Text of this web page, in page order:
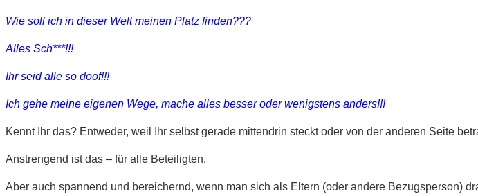
Wie soll ich in dieser Welt meinen Platz finden???
Alles Sch***!!!
Ihr seid alle so doof!!!
Ich gehe meine eigenen Wege, mache alles besser oder wenigstens anders!!!
Kennt Ihr das? Entweder, weil Ihr selbst gerade mittendrin steckt oder von der anderen Seite
Anstrengend ist das – für alle Beteiligten.
Aber auch spannend und bereichernd, wenn man sich als Eltern (oder andere Bezugsperson)